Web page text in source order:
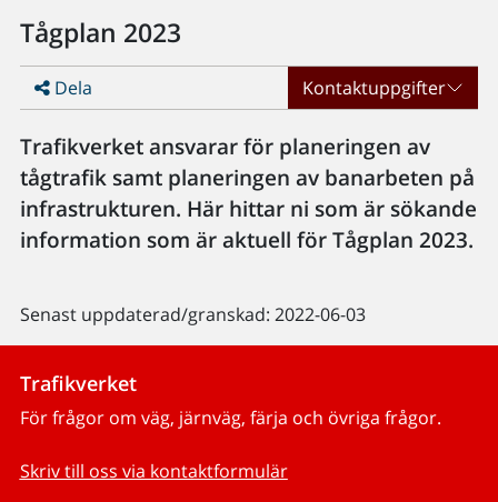
Tågplan 2023
Dela Kontaktuppgifter
Trafikverket ansvarar för planeringen av
tågtrafik samt planeringen av banarbeten på
infrastrukturen. Här hittar ni som är sökande
information som är aktuell för Tågplan 2023.
Senast uppdaterad/granskad: 2022-06-03
Trafikverket
För frågor om väg, järnväg, färja och övriga frågor.
Skriv till oss via kontaktformulär